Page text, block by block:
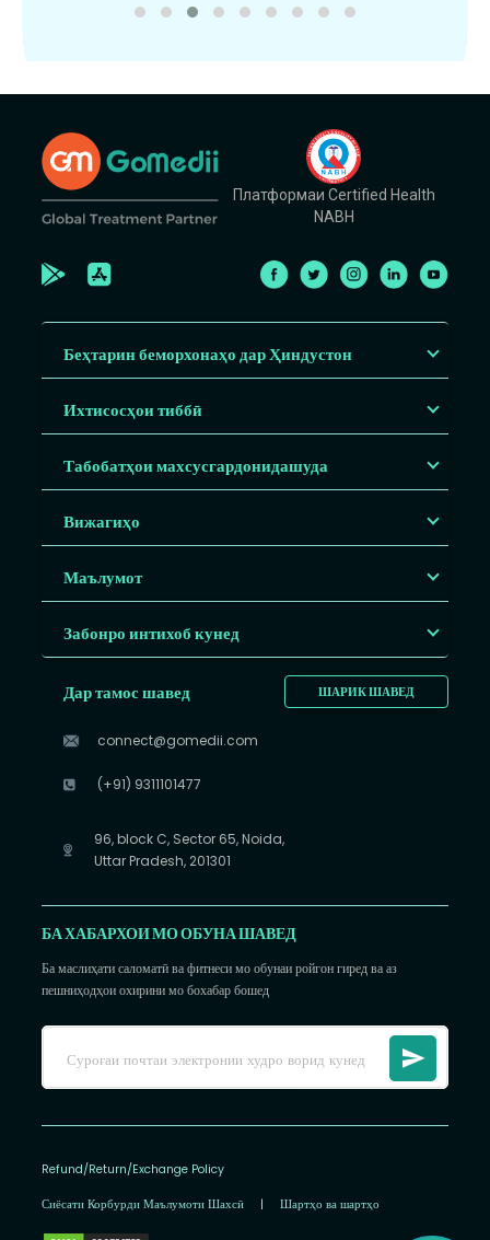
Платформаи Certified Health
NABH
Беҳтарин беморхонаҳо дар Ҳиндустон
Ихтисосҳои тиббӣ
Табобатҳои махсусгардонидашуда
Вижагиҳо
Маълумот
Забонро интихоб кунед
ШАРИК ШАВЕД
Дар тамос шавед
connect@gomedii.com
(+91) 9311101477
96, block C, Sector 65, Noida,
Uttar Pradesh, 201301
БА ХАБАРХОИ МО ОБУНА ШАВЕД
Ба маслиҳати саломатӣ ва фитнеси мо обунаи ройгон гиред ва аз
пешниҳодҳои охирини мо бохабар бошед
Refund/Return/Exchange Policy
Сиёсати Корбурди Маълумоти Шахсӣ | Шартҳо ва шартҳо